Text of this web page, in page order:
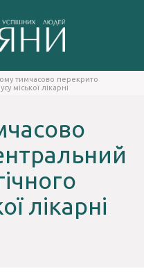
тимчасово перекрито
міської лікарні
лікарні